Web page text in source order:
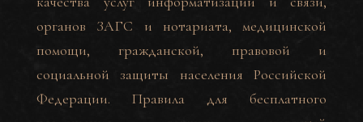
органов ЗАГС и нотариата, медицинской
помощи, гражданской, правовой и
социальной защиты населения Российской
Федерации. Правила для бесплатного